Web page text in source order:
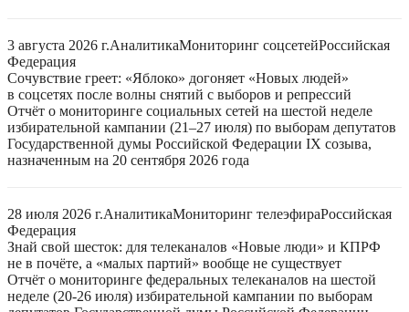
3 августа 2026 г.АналитикаМониторинг соцсетейРоссийская
Федерация
Сочувствие греет: «Яблоко» догоняет «Новых людей»
в соцсетях после волны снятий с выборов и репрессий
Отчёт о мониторинге социальных сетей на шестой неделе
избирательной кампании (21–27 июля) по выборам депутатов
Государственной думы Российской Федерации IX созыва,
назначенным на 20 сентября 2026 года
28 июля 2026 г.АналитикаМониторинг телеэфираРоссийская
Федерация
Знай свой шесток: для телеканалов «Новые люди» и КПРФ
не в почёте, а «малых партий» вообще не существует
Отчёт о мониторинге федеральных телеканалов на шестой
неделе (20-26 июля) избирательной кампании по выборам